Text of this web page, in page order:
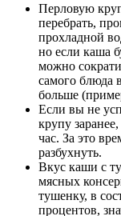
Перловую
перебрать,
прохладной
но если каша
можно
самого блюда
больше
Если вы не
крупу
час. За это
разбухнуть.
Вкус каши с
мясных
тушенку, в
процентов,